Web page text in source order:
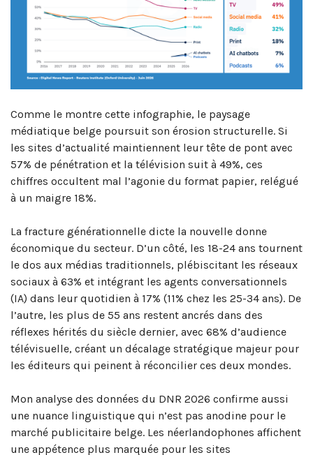
Comme le montre cette infographie, le paysage
médiatique belge poursuit son érosion structurelle. Si
les sites d’actualité maintiennent leur tête de pont avec
57% de pénétration et la télévision suit à 49%, ces
chiffres occultent mal l’agonie du format papier, relégué
à un maigre 18%.
La fracture générationnelle dicte la nouvelle donne
économique du secteur. D’un côté, les 18-24 ans tournent
le dos aux médias traditionnels, plébiscitant les réseaux
sociaux à 63% et intégrant les agents conversationnels
(IA) dans leur quotidien à 17% (11% chez les 25-34 ans). De
l’autre, les plus de 55 ans restent ancrés dans des
réflexes hérités du siècle dernier, avec 68% d’audience
télévisuelle, créant un décalage stratégique majeur pour
les éditeurs qui peinent à réconcilier ces deux mondes.
Mon analyse des données du DNR 2026 confirme aussi
une nuance linguistique qui n’est pas anodine pour le
marché publicitaire belge. Les néerlandophones affichent
une appétence plus marquée pour les sites